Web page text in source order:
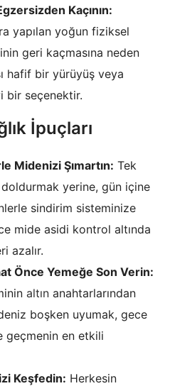
Kaçının:
yapılan yoğun fiziksel
geri kaçmasına neden
hafif bir yürüyüş veya
bir seçenektir.
İpuçları
Midenizi Şımartın: Tek
doldurmak yerine, gün içine
sindirim sisteminize
mide asidi kontrol altında
azalır.
Önce Yemeğe Son Verin:
altın anahtarlarından
boşken uyumak, gece
geçmenin en etkili
Keşfedin: Herkesin